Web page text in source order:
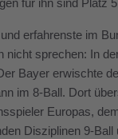
für ihn sind Platz
erfahrenste im
nicht sprechen: In
Bayer erwischte
im 8-Ball. Dort
Europas,
Disziplinen 9-